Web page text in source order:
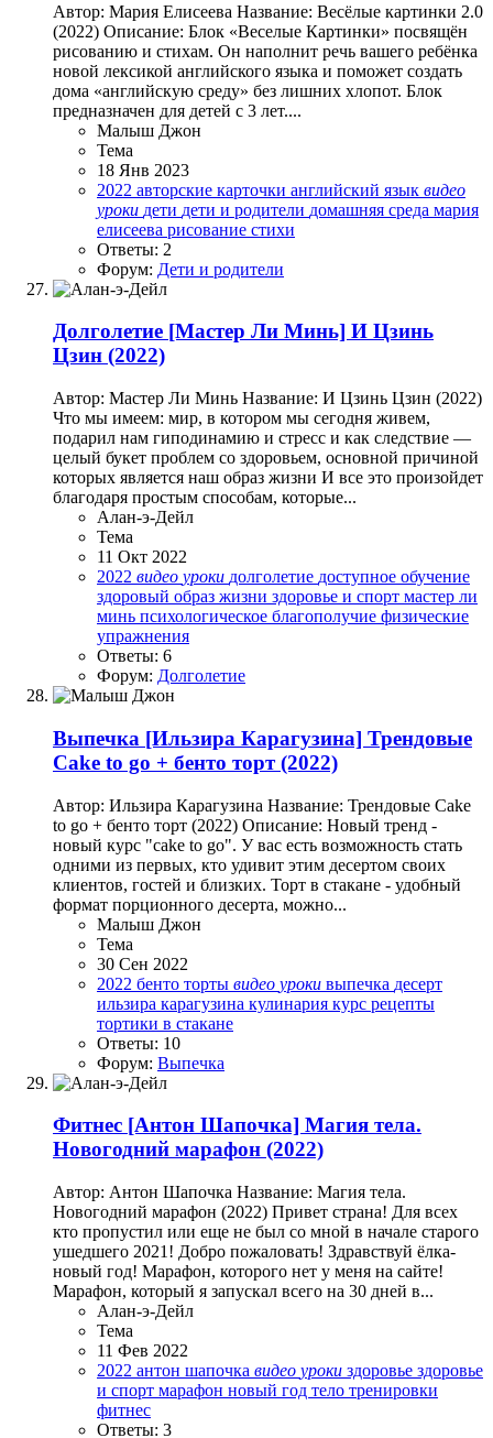
Автор: Мария Елисеева Название: Весёлые картинки 2.0
(2022) Описание: Блок «Веселые Картинки» посвящён
рисованию и стихам. Он наполнит речь вашего ребёнка
новой лексикой английского языка и поможет создать
дома «английскую среду» без лишних хлопот. Блок
предназначен для детей с 3 лет.⁣⁣...
Малыш Джон
Тема
18 Янв 2023
2022 авторские карточки английский язык видео
уроки дети дети и родители домашняя среда мария
елисеева рисование стихи
Ответы: 2
Форум: Дети и родители
Долголетие [Мастер Ли Минь] И Цзинь
Цзин (2022)
Автор: Мастер Ли Минь Название: И Цзинь Цзин (2022)
Что мы имеем: мир, в котором мы сегодня живем,
подарил нам гиподинамию и стресс и как следствие —
целый букет проблем со здоровьем, основной причиной
которых является наш образ жизни И все это произойдет
благодаря простым способам, которые...
Алан-э-Дейл
Тема
11 Окт 2022
2022 видео уроки долголетие доступное обучение
здоровый образ жизни здоровье и спорт мастер ли
минь психологическое благополучие физические
упражнения
Ответы: 6
Форум: Долголетие
Выпечка [Ильзира Карагузина] Трендовые
Cake to go + бенто торт (2022)
Автор: Ильзира Карагузина Название: Трендовые Cake
to go + бенто торт (2022) Описание: Новый тренд -
новый курс "cake to go". У вас есть возможность стать
одними из первых, кто удивит этим десертом своих
клиентов, гостей и близких. Торт в стакане - удобный
формат порционного десерта, можно...
Малыш Джон
Тема
30 Сен 2022
2022 бенто торты видео уроки выпечка десерт
ильзира карагузина кулинария курс рецепты
тортики в стакане
Ответы: 10
Форум: Выпечка
Фитнес [Антон Шапочка] Магия тела.
Новогодний марафон (2022)
Автор: Антон Шапочка Название: Магия тела.
Новогодний марафон (2022) Привет страна! Для всех
кто пропустил или еще не был со мной в начале старого
ушедшего 2021! Добро пожаловать! Здравствуй ёлка-
новый год! Марафон, которого нет у меня на сайте!
Марафон, который я запускал всего на 30 дней в...
Алан-э-Дейл
Тема
11 Фев 2022
2022 антон шапочка видео уроки здоровье здоровье
и спорт марафон новый год тело тренировки
фитнес
Ответы: 3